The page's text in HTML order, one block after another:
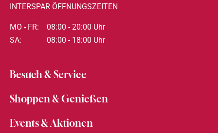
INTERSPAR ÖFFNUNGSZEITEN
MO - FR:
08:00 - 20:00 Uhr
SA:
08:00 - 18:00 Uhr
Besuch & Service
Shoppen & Genießen
Events & Aktionen